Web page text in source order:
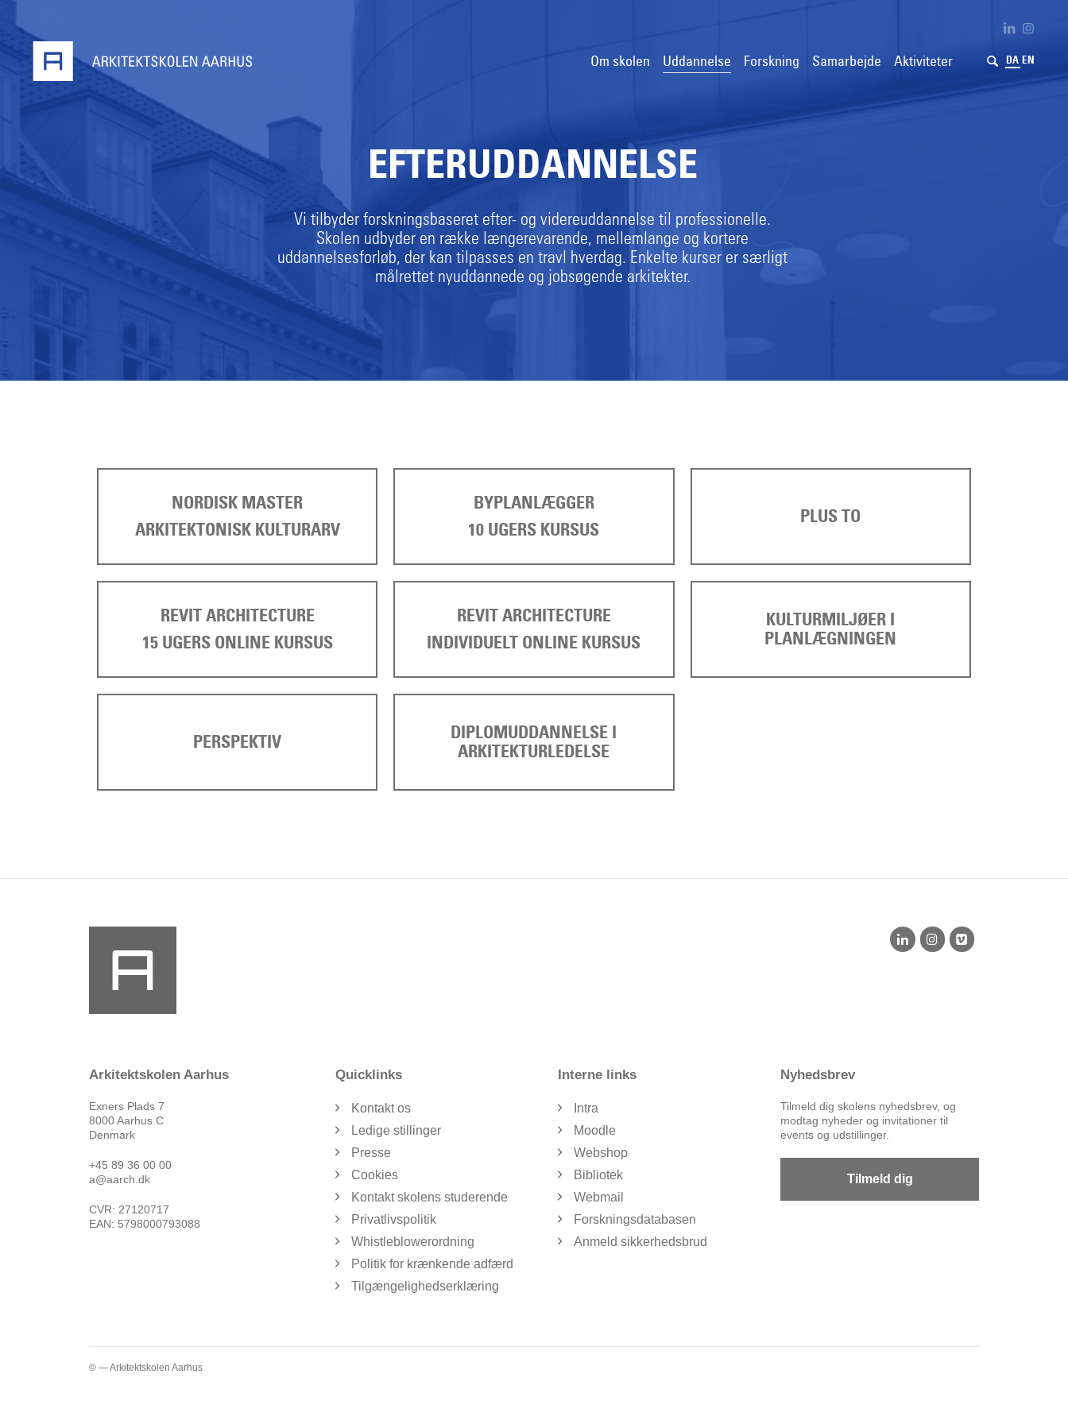
Om skolen Uddannelse Forskning Samarbejde Aktiviteter DA EN
EFTERUDDANNELSE
Vi tilbyder forskningsbaseret efter- og videreuddannelse til professionelle.
Skolen udbyder en række længerevarende, mellemlange og kortere
uddannelsesforløb, der kan tilpasses en travl hverdag. Enkelte kurser er særligt
målrettet nyuddannede og jobsøgende arkitekter.
NORDISK MASTER
ARKITEKTONISK KULTURARV
BYPLANLÆGGER
10 UGERS KURSUS
PLUS TO
REVIT ARCHITECTURE
15 UGERS ONLINE KURSUS
REVIT ARCHITECTURE
INDIVIDUELT ONLINE KURSUS
KULTURMILJØER I
PLANLÆGNINGEN
PERSPEKTIV
DIPLOMUDDANNELSE I
ARKITEKTURLEDELSE
Arkitektskolen Aarhus
Exners Plads 7
8000 Aarhus C
Denmark
+45 89 36 00 00
a@aarch.dk
CVR: 27120717
EAN: 5798000793088
Quicklinks
Kontakt os
Ledige stillinger
Presse
Cookies
Kontakt skolens studerende
Privatlivspolitik
Whistleblowerordning
Politik for krænkende adfærd
Tilgængelighedserklæring
Interne links
Intra
Moodle
Webshop
Bibliotek
Webmail
Forskningsdatabasen
Anmeld sikkerhedsbrud
Nyhedsbrev
Tilmeld dig skolens nyhedsbrev, og
modtag nyheder og invitationer til
events og udstillinger.
Tilmeld dig
© — Arkitektskolen Aarhus